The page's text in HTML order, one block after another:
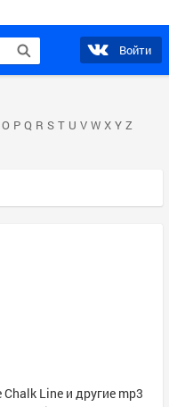
Войти
O P Q R S T U V W X Y Z
Line и другие mp3